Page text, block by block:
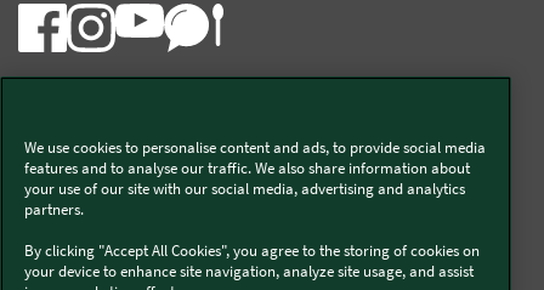
Vorwerk Italia s.a.s. di Vorwerk Management s.r.l.
C.F. e P.Iva 00793630153
Chi siamo
Informativa Privacy & Cookies
Licenza dati ai sensi del Regolamento UE-2023/2854
We use cookies to personalise content and ads, to provide social media
features and to analyse our traffic. We also share information about
your use of our site with our social media, advertising and analytics
partners.
By clicking "Accept All Cookies", you agree to the storing of cookies on
your device to enhance site navigation, analyze site usage, and assist